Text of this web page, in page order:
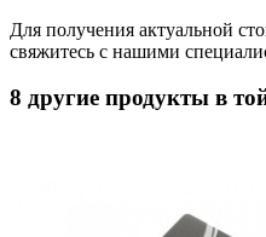
Для получения актуальной
свяжитесь с нашими
8 другие продукты в